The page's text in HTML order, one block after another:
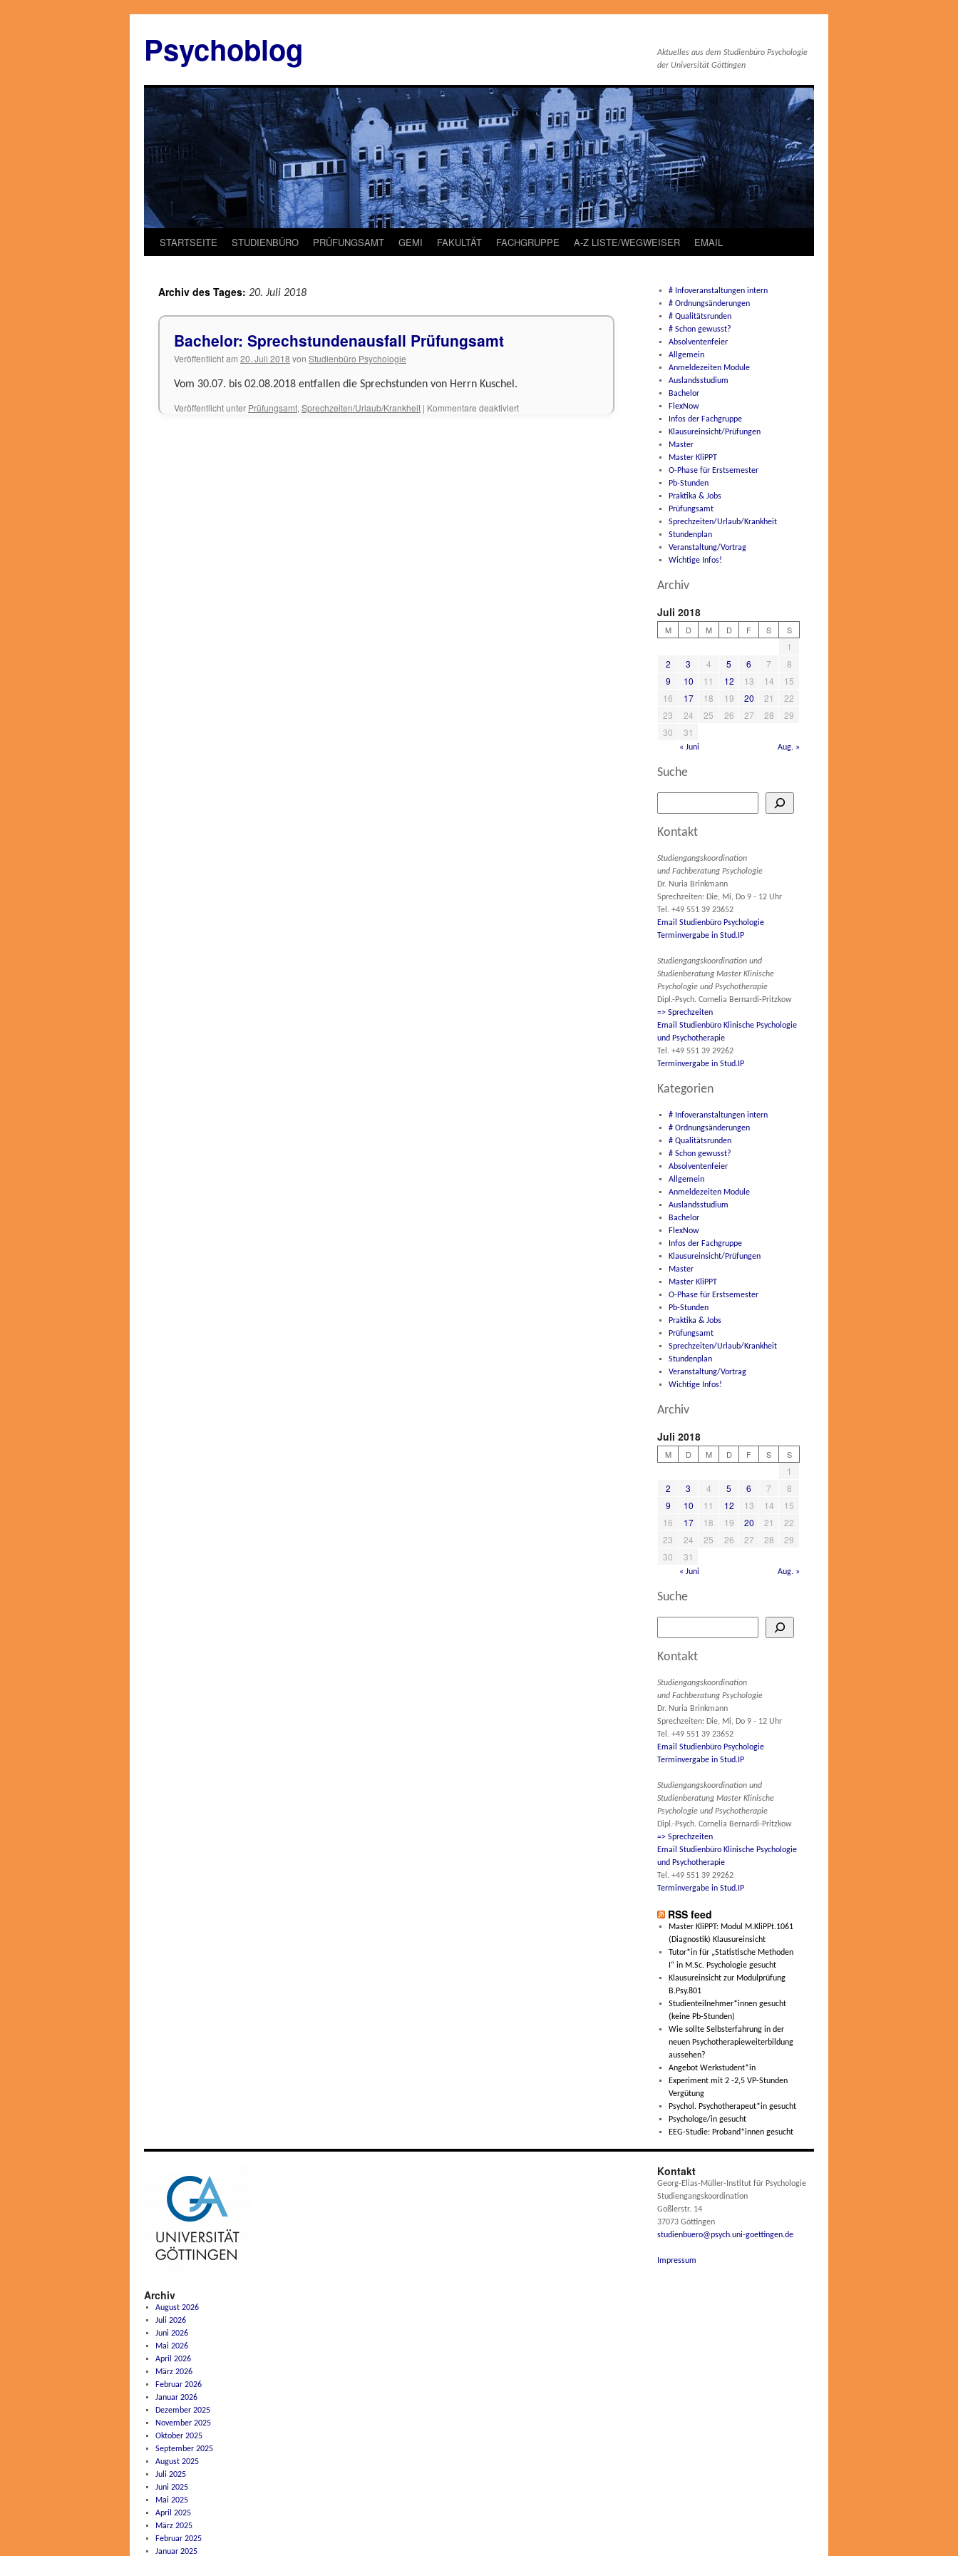
springen
Psychoblog
Aktuelles aus dem Studienbüro Psychologie
der Universität Göttingen
STARTSEITE STUDIENBÜRO PRÜFUNGSAMT GEMI FAKULTÄT FACHGRUPPE A-Z LISTE/WEGWEISER EMAIL
Archiv des Tages: 20. Juli 2018
Bachelor: Sprechstundenausfall Prüfungsamt
Veröffentlicht am 20. Juli 2018 von Studienbüro Psychologie
Vom 30.07. bis 02.08.2018 entfallen die Sprechstunden von Herrn Kuschel.
Veröffentlicht unter Prüfungsamt, Sprechzeiten/Urlaub/Krankheit | Kommentare deaktiviertfür
# Infoveranstaltungen intern
# Ordnungsänderungen
# Qualitätsrunden
# Schon gewusst?
Absolventenfeier
Allgemein
Anmeldezeiten Module
Auslandsstudium
Bachelor
FlexNow
Infos der Fachgruppe
Klausureinsicht/Prüfungen
Master
Master KliPPT
O-Phase für Erstsemester
Pb-Stunden
Praktika & Jobs
Prüfungsamt
Sprechzeiten/Urlaub/Krankheit
Stundenplan
Veranstaltung/Vortrag
Wichtige Infos!
Archiv
Juli 2018
M D M D F S S
1
2
3 4 5 6 7
8
9
10 11 12 13 14
15
16
17 18 19 20 21
22
23
24 25 26 27 28
29
30
31
« Juni Aug. »
Suche
Kontakt
Studiengangskoordination
und Fachberatung Psychologie
Dr. Nuria Brinkmann
Sprechzeiten: Die, Mi, Do 9 - 12 Uhr
Tel. +49 551 39 23652
Email Studienbüro Psychologie
Terminvergabe in Stud.IP
Studiengangskoordination und
Studienberatung Master Klinische
Psychologie und Psychotherapie
Dipl.-Psych. Cornelia Bernardi-Pritzkow
=> Sprechzeiten
Email Studienbüro Klinische Psychologie
und Psychotherapie
Tel. +49 551 39 29262
Terminvergabe in Stud.IP
Kategorien
# Infoveranstaltungen intern
# Ordnungsänderungen
# Qualitätsrunden
# Schon gewusst?
Absolventenfeier
Allgemein
Anmeldezeiten Module
Auslandsstudium
Bachelor
FlexNow
Infos der Fachgruppe
Klausureinsicht/Prüfungen
Master
Master KliPPT
O-Phase für Erstsemester
Pb-Stunden
Praktika & Jobs
Prüfungsamt
Sprechzeiten/Urlaub/Krankheit
Stundenplan
Veranstaltung/Vortrag
Wichtige Infos!
Archiv
Juli 2018
M D M D F S S
1
2
3 4 5 6 7
8
9
10 11 12 13 14
15
16
17 18 19 20 21
22
23
24 25 26 27 28
29
30
31
« Juni Aug. »
Suche
Kontakt
Studiengangskoordination
und Fachberatung Psychologie
Dr. Nuria Brinkmann
Sprechzeiten: Die, Mi, Do 9 - 12 Uhr
Tel. +49 551 39 23652
Email Studienbüro Psychologie
Terminvergabe in Stud.IP
Studiengangskoordination und
Studienberatung Master Klinische
Psychologie und Psychotherapie
Dipl.-Psych. Cornelia Bernardi-Pritzkow
=> Sprechzeiten
Email Studienbüro Klinische Psychologie
und Psychotherapie
Tel. +49 551 39 29262
Terminvergabe in Stud.IP
RSS feed
Master KliPPT: Modul M.KliPPt.1061
(Diagnostik) Klausureinsicht
Tutor*in für „Statistische Methoden
I“ in M.Sc. Psychologie gesucht
Klausureinsicht zur Modulprüfung
B.Psy.801
Studienteilnehmer*innen gesucht
(keine Pb-Stunden)
Wie sollte Selbsterfahrung in der
neuen Psychotherapieweiterbildung
aussehen?
Angebot Werkstudent*in
Experiment mit 2 -2,5 VP-Stunden
Vergütung
Psychol. Psychotherapeut*in gesucht
Psychologe/in gesucht
EEG-Studie: Proband*innen gesucht
Archiv
August 2026
Juli 2026
Juni 2026
Mai 2026
April 2026
März 2026
Februar 2026
Januar 2026
Dezember 2025
November 2025
Oktober 2025
September 2025
August 2025
Juli 2025
Juni 2025
Mai 2025
April 2025
März 2025
Februar 2025
Januar 2025
Kontakt
Georg-Elias-Müller-Institut für Psychologie
Studiengangskoordination
Goßlerstr. 14
37073 Göttingen
studienbuero@psych.uni-goettingen.de
Impressum